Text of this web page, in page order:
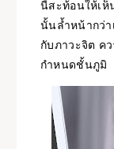
นี้สะท้อนให้เห็
นั้นล้ำหน้ากว่า
กับภาวะจิต ค
กำหนดชั้นภูมิ